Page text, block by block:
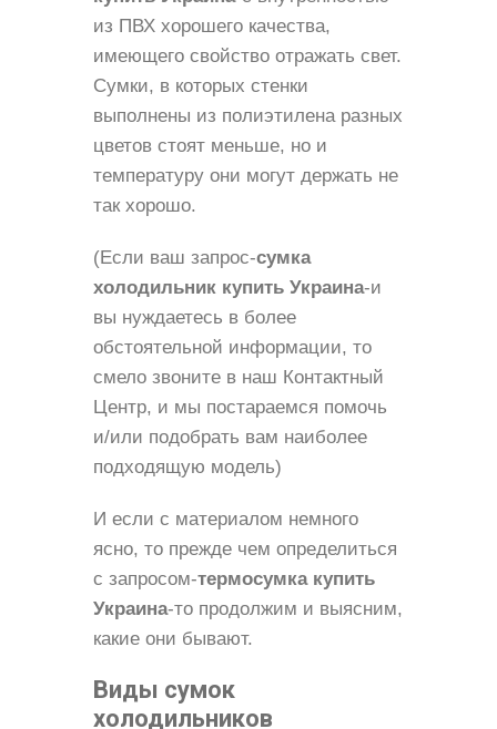
из ПВХ хорошего качества,
имеющего свойство отражать свет.
Сумки, в которых стенки
выполнены из полиэтилена разных
цветов стоят меньше, но и
температуру они могут держать не
так хорошо.
(Если ваш запрос-сумка
холодильник купить Украина-и
вы нуждаетесь в более
обстоятельной информации, то
смело звоните в наш Контактный
Центр, и мы постараемся помочь
и/или подобрать вам наиболее
подходящую модель)
И если с материалом немного
ясно, то прежде чем определиться
с запросом-термосумка купить
Украина-то продолжим и выясним,
какие они бывают.
Виды сумок
холодильников